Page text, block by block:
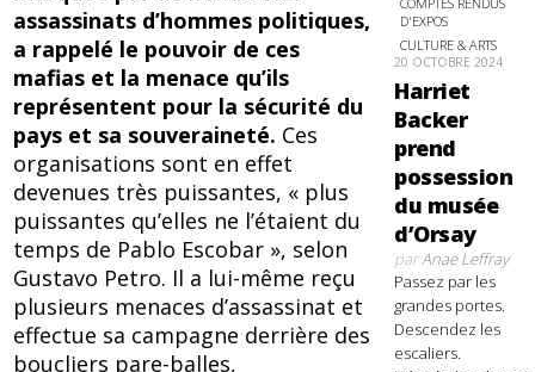
assassinats d’hommes politiques,
a rappelé le pouvoir de ces
mafias et la menace qu’ils
représentent pour la sécurité du
pays et sa souveraineté. Ces
organisations sont en effet
devenues très puissantes, « plus
puissantes qu’elles ne l’étaient du
temps de Pablo Escobar », selon
Gustavo Petro. Il a lui-même reçu
plusieurs menaces d’assassinat et
effectue sa campagne derrière des
boucliers pare-balles,
D'EXPOS
CULTURE & ARTS
20 OCTOBRE 2024
Harriet
Backer
prend
possession
du musée
d’Orsay
parAnaë Leffray
Passez par les
grandes portes.
Descendez les
escaliers.